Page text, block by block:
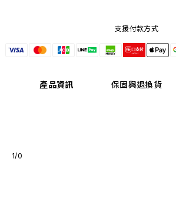
支援付款方式
產品資訊 保固與退換貨
1/0